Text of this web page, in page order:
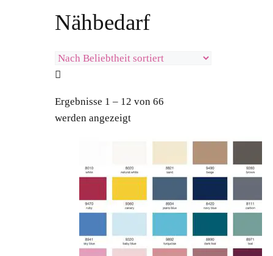
Nähbedarf
Ergebnisse 1 – 12 von 66
werden angezeigtNach